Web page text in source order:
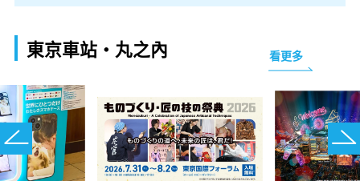
東京車站・丸之內 看更多